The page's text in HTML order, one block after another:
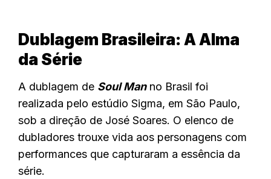
Dublagem Brasileira: A Alma
da Série
A dublagem de Soul Manno Brasil foi
realizada pelo estúdio Sigma, em São Paulo,
sob a direção de José Soares. O elenco de
dubladores trouxe vida aos personagens com
performances que capturaram a essência da
série.